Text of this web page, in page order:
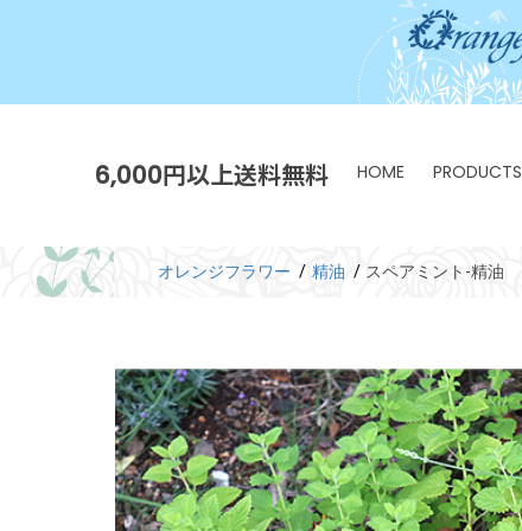
6,000円以上送料無料 HOME PRODUCTS
オレンジフラワー 精油 スペアミント-精油